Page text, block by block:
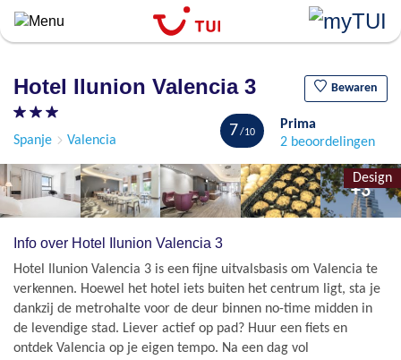
Overslaan
algemene
gaan
Hotel Ilunion Valencia 3 Bewaren
Spanje Valencia
Design
7
Prima
2 beoordelingen
+3
Info over Hotel Ilunion Valencia 3
Hotel Ilunion Valencia 3 is een fijne uitvalsbasis om Valencia te
verkennen. Hoewel het hotel iets buiten het centrum ligt, sta je
dankzij de metrohalte voor de deur binnen no-time midden in
de levendige stad. Liever actief op pad? Huur een fiets en
ontdek Valencia op je eigen tempo. Na een dag vol